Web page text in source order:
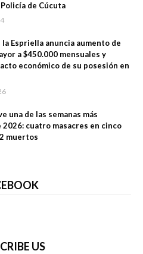
de Cúcuta
Espriella anuncia aumento de
a $450.000 mensuales y
económico de su posesión en
una de las semanas más
cuatro masacres en cinco
muertos
US